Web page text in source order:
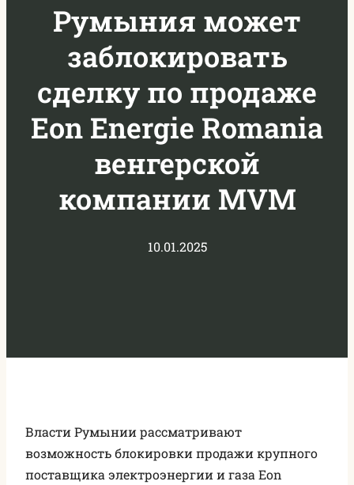
Румыния может
заблокировать
сделку по продаже
Eon Energie Romania
венгерской
компании MVM
10.01.2025
Власти Румынии рассматривают
возможность блокировки продажи крупного
поставщика электроэнергии и газа Eon